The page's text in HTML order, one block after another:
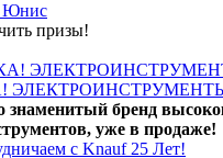
Юнис
призы!
знаменитый бренд
уже в продаже!